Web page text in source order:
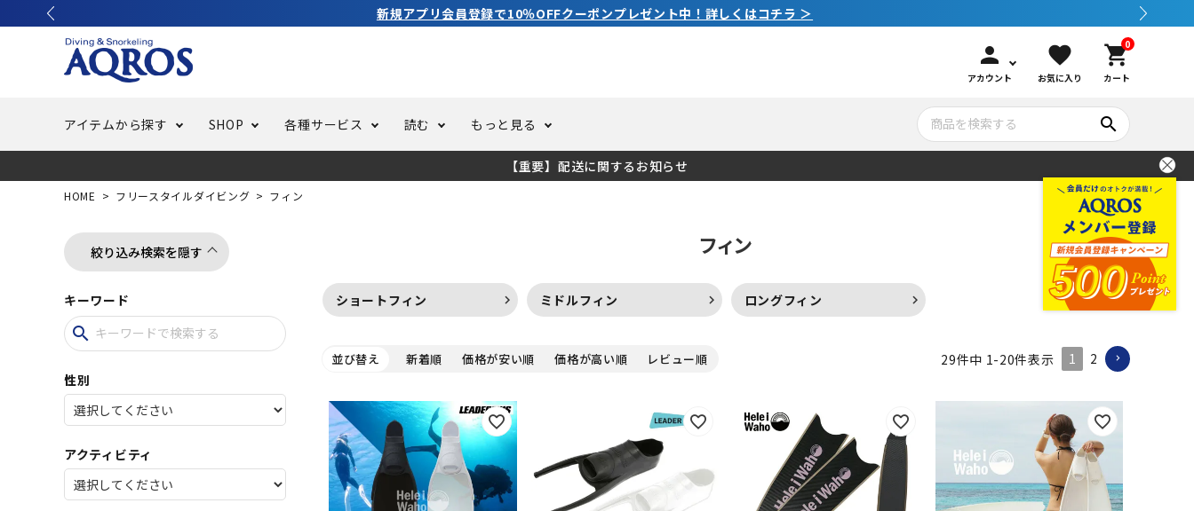
新規アプリ会員登録で10％OFFクーポンプレゼント中！詳しくはコチラ ＞
person
アカウント
favorite
お気に入り
0
shopping_cart
カート
アイテムから探す
ラッシュガード・水着・マリンウェア
フリースタイルダイビング 水中ライト・ビデオライト
バッグ・ケース ウエイト・ウエイトベルト メンテナンサービス・交換用パーツ
スイミング サーフ アウトドア
SALE 店舗限定商品
SHOP
池袋店／IKEBUKURO
各種サービス
バッテリー交換
読む
ニュース
でしか 今コレ愛用してます！
もっと見る
ご利用ガイド
LINE ID連携でお買い物が便利に 海の遊びをもっと知る
求人
search
【重要】配送に関するお知らせ
HOME フリースタイルダイビング フィン
絞り込み検索を隠す
キーワード
search
性別
アクティビティ
フィン
ショートフィン ミドルフィン ロングフィン
並び替え 新着順 価格が安い順 価格が高い順 レビュー順 29件中 1-20件表示 1 2